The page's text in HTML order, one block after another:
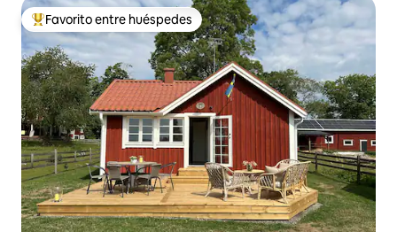
Favorito entre los huéspedes más destacados
Favorito entre huéspedes